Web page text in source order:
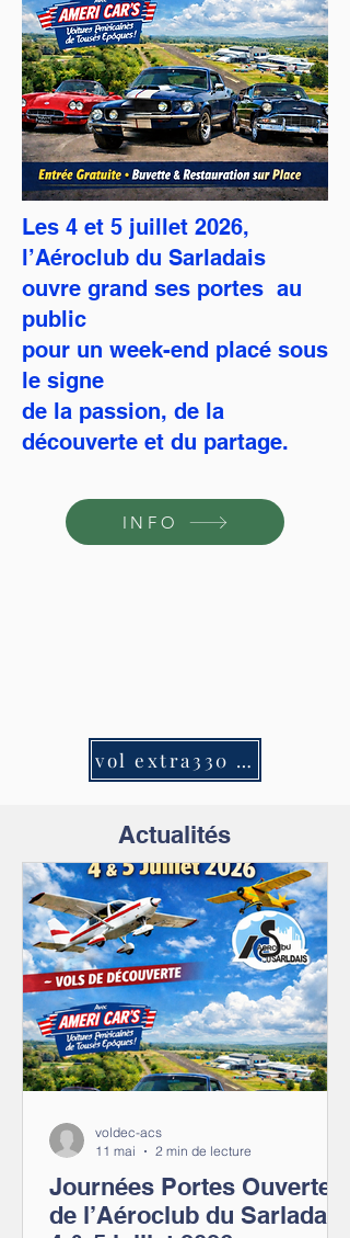
Les 4 et 5 juillet 2026,
l’Aéroclub du Sarladais
ouvre grand ses portes au
public
pour un week-end placé sous
le signe
de la passion, de la
découverte et du partage.
INFO
vol extra330 sarlat vue du cockpit
Actualités
Journées Portes Ouvertes
de l’Aéroclub du Sarladais
voldec-acs
11 mai
2 min de lecture